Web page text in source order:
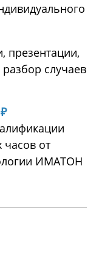
презентации,
случаев
₽
часов от
ИМАТОН